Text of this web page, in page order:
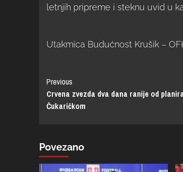
letnjih pripreme i steknu uvid u
Utakmica Budućnost Krušik –
Previous
Crvena zvezda dva dana ranije od
Čukaričkom
Povezano